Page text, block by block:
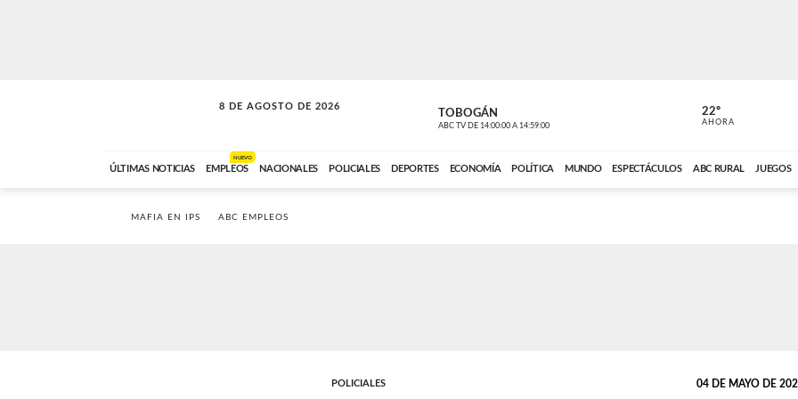
8 DE AGOSTO DE 2026
SOLO MÚSICA TOBOGÁN
ABC TV DE 14:00:00 A 14:59:00 ABC CARDINAL
22º
AHORA
ÚLTIMAS NOTICIAS EMPLEOS
NUEVO
NACIONALES POLICIALES DEPORTES ECONOMÍA POLÍTICA MUNDO ESPECTÁCULOS ABC RURAL JUEGOS
MAFIA EN IPS ABC EMPLEOS
POLICIALES 04 DE MAYO DE